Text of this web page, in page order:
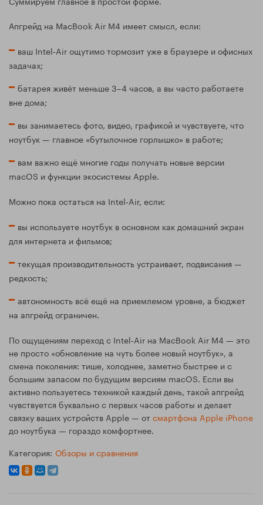
Апгрейд на MacBook Air M4 имеет смысл, если:
ваш Intel‑Air ощутимо тормозит уже в браузере и офисных
задачах;
батарея живёт меньше 3–4 часов, а вы часто работаете
вне дома;
вы занимаетесь фото, видео, графикой и чувствуете, что
ноутбук — главное «бутылочное горлышко» в работе;
вам важно ещё многие годы получать новые версии
macOS и функции экосистемы Apple.
Можно пока остаться на Intel‑Air, если:
вы используете ноутбук в основном как домашний экран
для интернета и фильмов;
текущая производительность устраивает, подвисания —
редкость;
автономность всё ещё на приемлемом уровне, а бюджет
на апгрейд ограничен.
По ощущениям переход с Intel‑Air на MacBook Air M4 — это
не просто «обновление на чуть более новый ноутбук», а
смена поколения: тише, холоднее, заметно быстрее и с
большим запасом по будущим версиям macOS. Если вы
активно пользуетесь техникой каждый день, такой апгрейд
чувствуется буквально с первых часов работы и делает
связку ваших устройств Apple — отсмартфона Apple iPhone
до ноутбука — гораздо комфортнее.
Категория: Обзоры и сравнения